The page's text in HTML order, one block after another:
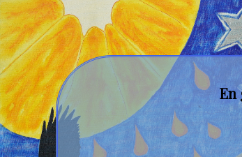
En